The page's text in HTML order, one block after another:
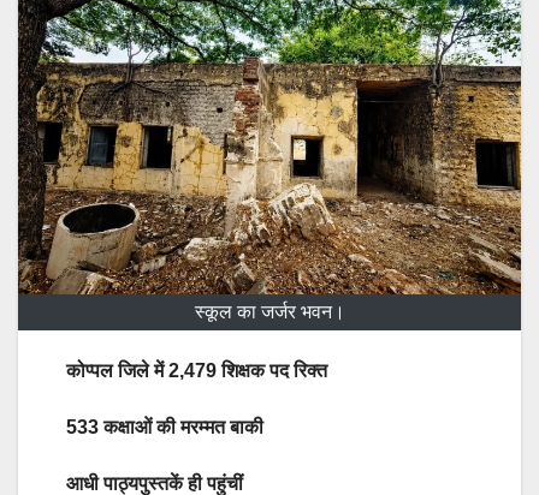
स्कूल का जर्जर भवन।
कोप्पल जिले में 2,479 शिक्षक पद रिक्त
533 कक्षाओं की मरम्मत बाकी
आधी पाठ्यपुस्तकें ही पहुंचीं